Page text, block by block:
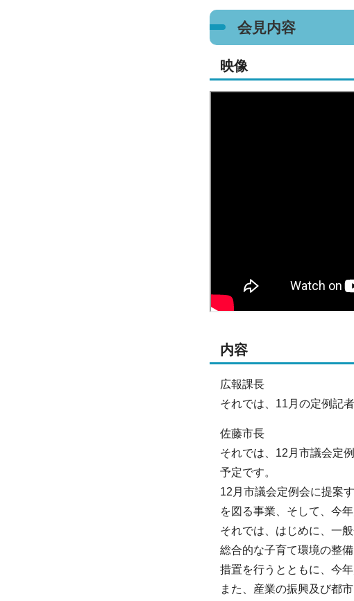
会見内容
映像
内容
広報課長
それでは、11月の定例記
佐藤市長
それでは、12月市議会定
予定です。
12月市議会定例会に提案
を図る事業、そして、今
それでは、はじめに、一
総合的な子育て環境の整
措置を行うとともに、今
また、産業の振興及び都